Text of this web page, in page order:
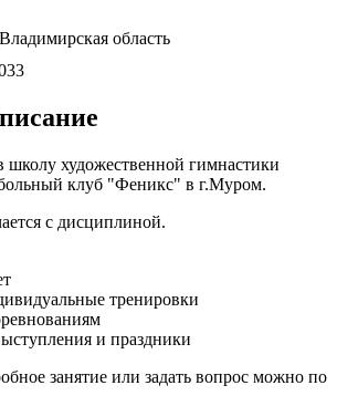
область
школу художественной гимнастики
клуб "Феникс" в г.Муром.
с дисциплиной.
тренировки
и праздники
занятие или задать вопрос можно по